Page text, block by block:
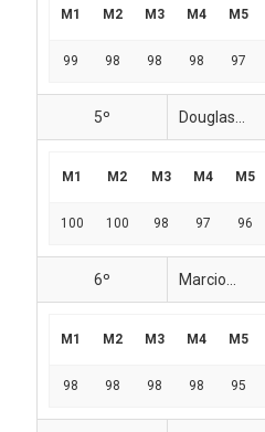
M1 M2 M3 M4 M5
99 98 98 98 97
5º Douglas...
M1 M2 M3 M4 M5
100 100 98 97 96
6º Marcio...
M1 M2 M3 M4 M5
98 98 98 98 95